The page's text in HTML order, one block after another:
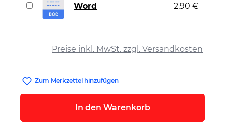
Preise inkl. MwSt. zzgl. Versandkosten
Word 2,90 €
Zum Merkzettel hinzufügen
In den Warenkorb